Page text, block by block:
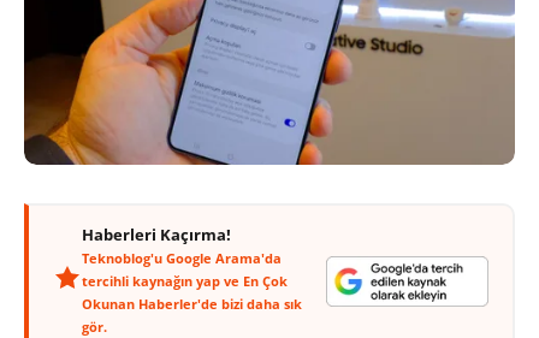
Haberleri Kaçırma!
Teknoblog'u Google Arama'da
tercihli kaynağın yap ve En Çok
Okunan Haberler'de bizi daha sık
gör.